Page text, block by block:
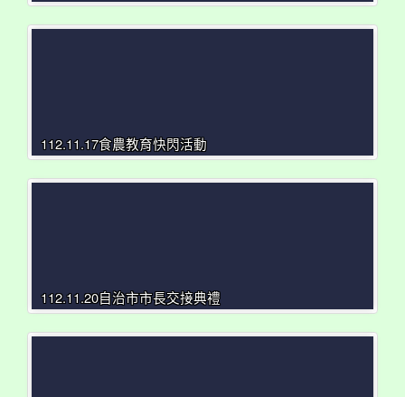
112.11.17食農教育快閃活動
112.11.20自治市市長交接典禮